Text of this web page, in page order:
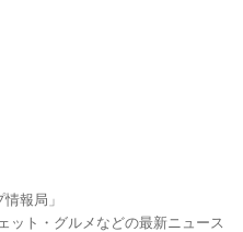
報局」
ット・グルメなどの最新ニュース